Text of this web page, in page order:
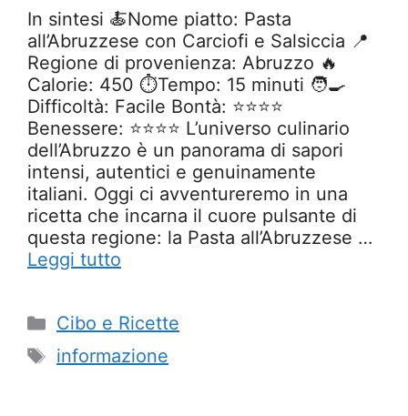
In sintesi 🍝Nome piatto: Pasta
all’Abruzzese con Carciofi e Salsiccia 📍
Regione di provenienza: Abruzzo 🔥
Calorie: 450 ⏱️Tempo: 15 minuti 🧑‍🍳
Difficoltà: Facile Bontà: ⭐⭐⭐⭐
Benessere: ⭐⭐⭐⭐ L’universo culinario
dell’Abruzzo è un panorama di sapori
intensi, autentici e genuinamente
italiani. Oggi ci avventureremo in una
ricetta che incarna il cuore pulsante di
questa regione: la Pasta all’Abruzzese …
Leggi tutto
Categorie
Cibo e Ricette
Tag
informazione